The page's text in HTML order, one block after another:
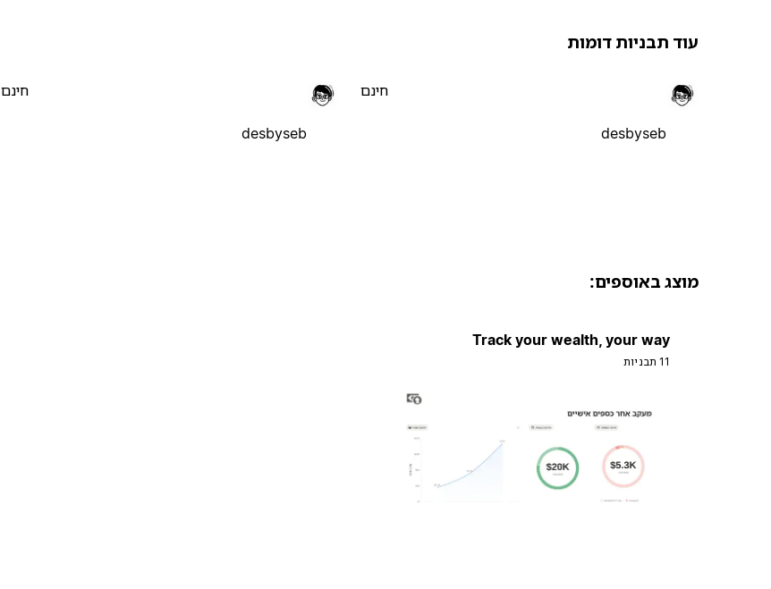
עוד תבניות דומות
desbyseb
חינם
desbyseb
חינם
מוצג באוספים:
Track your wealth, your way
11 תבניות